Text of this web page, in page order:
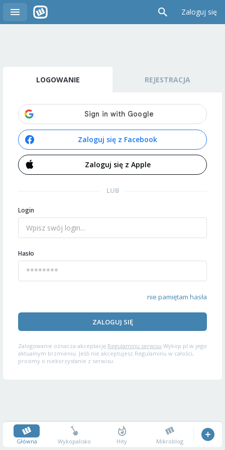
Zaloguj się
LOGOWANIE REJESTRACJA
Zaloguj się z Facebook
Zaloguj się z Apple
LUB
Login
Hasło
nie pamiętam hasła
ZALOGUJ SIĘ
Zalogowanie oznacza akceptację Regulaminu serwisu Wykop.pl w jego
aktualnym brzmieniu. Jeśli nie akceptujesz Regulaminu w całości,
prosimy o niekorzystanie z serwisu.
Główna Wykopalisko Hity Mikroblog